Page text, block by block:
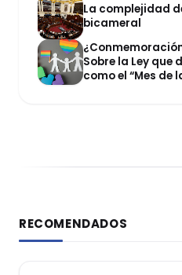
La complejidad
bicameral
Sobre la Ley que
como el “Mes de
RECOMENDADOS
DERECHO REGISTRAL